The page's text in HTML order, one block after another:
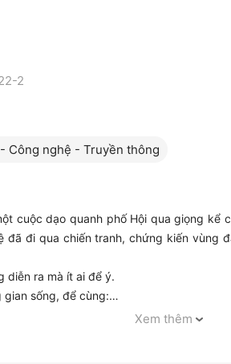
2
Công nghệ - Truyền thông
cuộc dạo quanh phố Hội qua giọng
đi qua chiến tranh, chứng kiến vùng
diễn ra mà ít ai để ý.
gian sống, để cùng:
trên con đường Trần PhúXem thêm